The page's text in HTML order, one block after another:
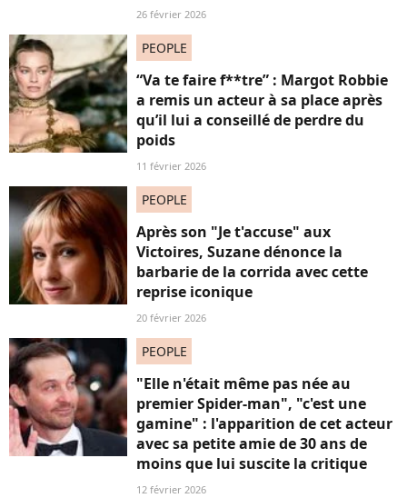
26 février 2026
PEOPLE
“Va te faire f**tre” : Margot Robbie
a remis un acteur à sa place après
qu’il lui a conseillé de perdre du
poids
11 février 2026
PEOPLE
Après son "Je t'accuse" aux
Victoires, Suzane dénonce la
barbarie de la corrida avec cette
reprise iconique
20 février 2026
PEOPLE
"Elle n'était même pas née au
premier Spider-man", "c'est une
gamine" : l'apparition de cet acteur
avec sa petite amie de 30 ans de
moins que lui suscite la critique
12 février 2026